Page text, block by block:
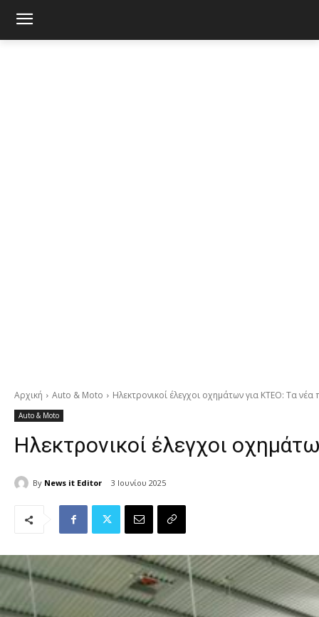
Αρχική Auto & Moto Ηλεκτρονικοί έλεγχοι οχημάτων για ΚΤΕΟ: Τα νέα
Auto & Moto
Ηλεκτρονικοί έλεγχοι
By News it Editor 3 Ιουνίου 2025